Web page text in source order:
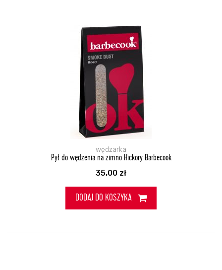
wędzarka
Pył do wędzenia na zimno Hickory Barbecook
35,00 zł
DODAJ DO KOSZYKA